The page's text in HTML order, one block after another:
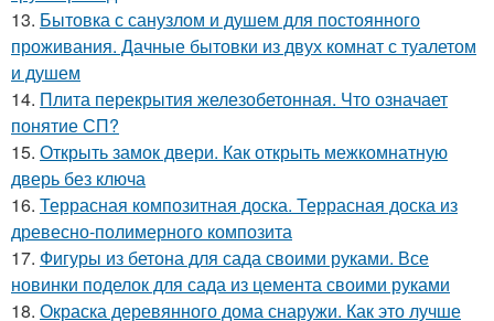
13. Бытовка с санузлом и душем для постоянного
проживания. Дачные бытовки из двух комнат с туалетом
и душем
14. Плита перекрытия железобетонная. Что означает
понятие СП?
15. Открыть замок двери. Как открыть межкомнатную
дверь без ключа
16. Террасная композитная доска. Террасная доска из
древесно-полимерного композита
17. Фигуры из бетона для сада своими руками. Все
новинки поделок для сада из цемента своими руками
18. Окраска деревянного дома снаружи. Как это лучше